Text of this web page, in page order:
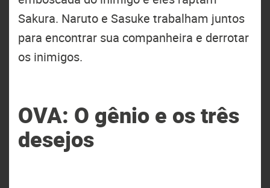
Sakura. Naruto e Sasuke trabalham juntos
para encontrar sua companheira e derrotar
os inimigos.
OVA: O gênio e os três
desejos